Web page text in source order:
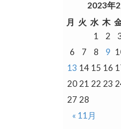
2023年
月 火 水 木
« 11月
1 2
6
7 8 9
13 14 15 16
20 21 22 23
27 28